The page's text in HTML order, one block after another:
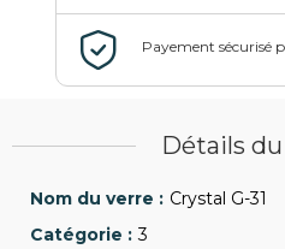
Détails
Crystal G-31
3